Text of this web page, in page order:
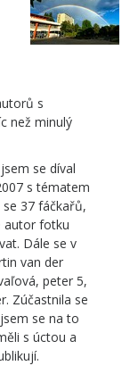
s
než minulý
se díval
s tématem
se 37 fáčkařů,
autor fotku
Dále se v
van der
peter 5,
Zúčastnila se
se na to
s úctou a